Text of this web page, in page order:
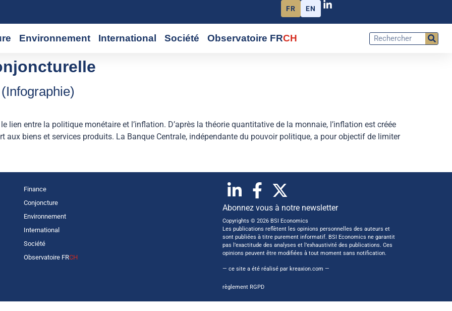
FR EN
Environnement International Société Observatoire FRCH
lien entre la politique monétaire et l’inflation. D’après la théorie quantitative de la monnaie, l’inflation est créée
aux biens et services produits. La Banque Centrale, indépendante du pouvoir politique, a pour objectif de limiter
Finance
Conjoncture
Environnement
International
Société
Observatoire FRCH
Abonnez vous à notre newsletter
Copyrights © 2026 BSI Economics
Les publications reflètent les opinions personnelles des auteurs et
sont publiées à titre purement informatif. BSI Economics ne garantit
pas l’exactitude des analyses et l’exhaustivité des publications. Ces
opinions peuvent être modifiées à tout moment sans notification.
— ce site a été réalisé par kreaxion.com —
règlement RGPD